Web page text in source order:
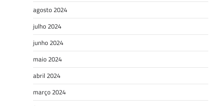
agosto 2024
julho 2024
junho 2024
maio 2024
abril 2024
março 2024